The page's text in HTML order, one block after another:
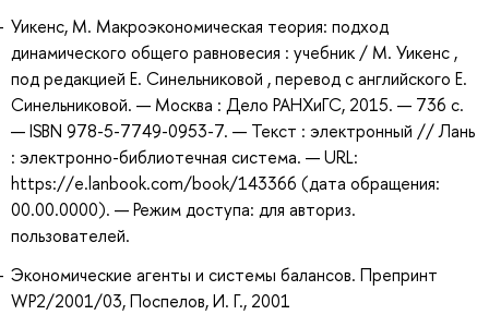
Уикенс, М. Макроэкономическая теория: подход
динамического общего равновесия : учебник / М. Уикенс ,
под редакцией Е. Синельниковой , перевод с английского Е.
Синельниковой. — Москва : Дело РАНХиГС, 2015. — 736 с.
— ISBN 978-5-7749-0953-7. — Текст : электронный // Лань
: электронно-библиотечная система. — URL:
https://e.lanbook.com/book/143366 (дата обращения:
00.00.0000). — Режим доступа: для авториз.
пользователей.
Экономические агенты и системы балансов. Препринт
WP2/2001/03, Поспелов, И. Г., 2001